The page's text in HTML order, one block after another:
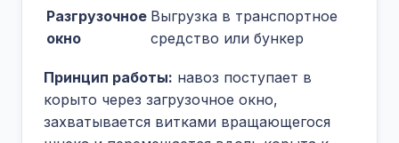
Разгрузочное
окно
Выгрузка в транспортное
средство или бункер
Принцип работы: навоз поступает в
корыто через загрузочное окно,
захватывается витками вращающегося